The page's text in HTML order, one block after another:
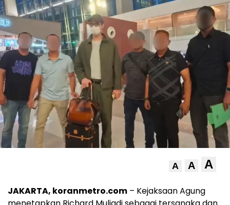
A A A
JAKARTA, koranmetro.com – Kejaksaan Agung